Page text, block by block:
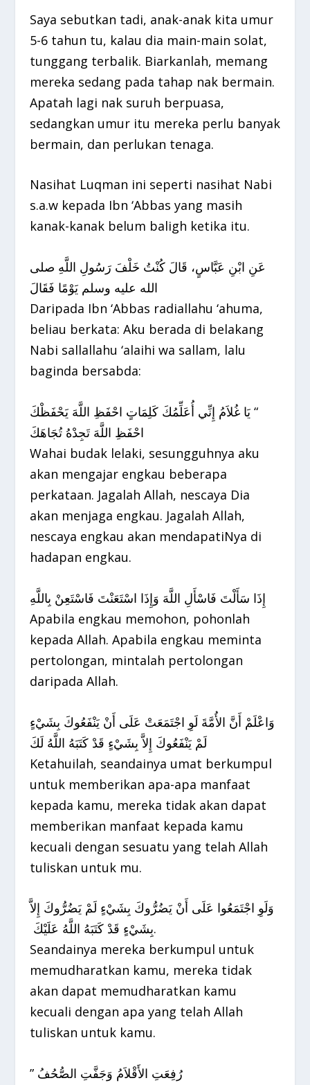
Saya sebutkan tadi, anak-anak kita umur
5-6 tahun tu, kalau dia main-main solat,
tunggang terbalik. Biarkanlah, memang
mereka sedang pada tahap nak bermain.
Apatah lagi nak suruh berpuasa,
sedangkan umur itu mereka perlu banyak
bermain, dan perlukan tenaga.
Nasihat Luqman ini seperti nasihat Nabi
s.a.w kepada Ibn ‘Abbas yang masih
kanak-kanak belum baligh ketika itu.
عَنِ ابْنِ عَبَّاسٍ، قَالَ كُنْتُ خَلْفَ رَسُولِ اللَّهِ صلى
الله عليه وسلم يَوْمًا فَقَالَ
Daripada Ibn ‘Abbas radiallahu ‘ahuma,
beliau berkata: Aku berada di belakang
Nabi sallallahu ‘alaihi wa sallam, lalu
baginda bersabda:
‏ “‏ يَا غُلاَمُ إِنِّي أُعَلِّمُكَ كَلِمَاتٍ احْفَظِ اللَّهَ يَحْفَظْكَ
احْفَظِ اللَّهَ تَجِدْهُ تُجَاهَكَ
Wahai budak lelaki, sesungguhnya aku
akan mengajar engkau beberapa
perkataan. Jagalah Allah, nescaya Dia
akan menjaga engkau. Jagalah Allah,
nescaya engkau akan mendapatiNya di
hadapan engkau.
إِذَا سَأَلْتَ فَاسْأَلِ اللَّهَ وَإِذَا اسْتَعَنْتَ فَاسْتَعِنْ بِاللَّهِ
Apabila engkau memohon, pohonlah
kepada Allah. Apabila engkau meminta
pertolongan, mintalah pertolongan
daripada Allah.
وَاعْلَمْ أَنَّ الأُمَّةَ لَوِ اجْتَمَعَتْ عَلَى أَنْ يَنْفَعُوكَ بِشَيْءٍ
لَمْ يَنْفَعُوكَ إِلاَّ بِشَيْءٍ قَدْ كَتَبَهُ اللَّهُ لَكَ
Ketahuilah, seandainya umat berkumpul
untuk memberikan apa-apa manfaat
kepada kamu, mereka tidak akan dapat
memberikan manfaat kepada kamu
kecuali dengan sesuatu yang telah Allah
tuliskan untuk mu.
وَلَوِ اجْتَمَعُوا عَلَى أَنْ يَضُرُّوكَ بِشَيْءٍ لَمْ يَضُرُّوكَ إِلاَّ
بِشَيْءٍ قَدْ كَتَبَهُ اللَّهُ عَلَيْكَ ‏.
Seandainya mereka berkumpul untuk
memudharatkan kamu, mereka tidak
akan dapat memudharatkan kamu
kecuali dengan apa yang telah Allah
رُفِعَتِ الأَقْلاَمُ وَجَفَّتِ الصُّحُفُ ‏”‏